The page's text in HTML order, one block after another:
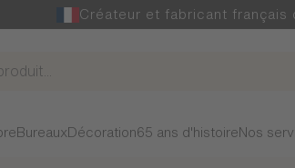
Créateur et fabricant français
Bureaux Décoration65 ans d'histoire Nos